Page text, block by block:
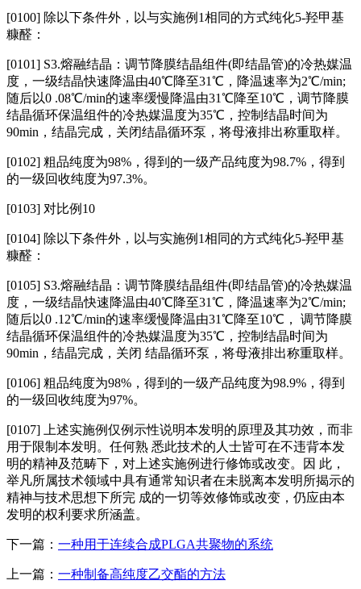
[0100] 除以下条件外，以与实施例1相同的方式纯化5‑羟甲基
糠醛：
[0101] S3.熔融结晶：调节降膜结晶组件(即结晶管)的冷热媒温
度，一级结晶快速降温由40℃降至31℃，降温速率为2℃/min;
随后以0 .08℃/min的速率缓慢降温由31℃降至10℃，调节降膜
结晶循环保温组件的冷热媒温度为35℃，控制结晶时间为
90min，结晶完成，关闭结晶循环泵，将母液排出称重取样。
[0102] 粗品纯度为98%，得到的一级产品纯度为98.7%，得到
的一级回收纯度为97.3%。
[0103] 对比例10
[0104] 除以下条件外，以与实施例1相同的方式纯化5‑羟甲基
糠醛：
[0105] S3.熔融结晶：调节降膜结晶组件(即结晶管)的冷热媒温
度，一级结晶快速降温由40℃降至31℃，降温速率为2℃/min;
随后以0 .12℃/min的速率缓慢降温由31℃降至10℃， 调节降膜
结晶循环保温组件的冷热媒温度为35℃，控制结晶时间为
90min，结晶完成，关闭 结晶循环泵，将母液排出称重取样。
[0106] 粗品纯度为98%，得到的一级产品纯度为98.9%，得到
的一级回收纯度为97%。
[0107] 上述实施例仅例示性说明本发明的原理及其功效，而非
用于限制本发明。任何熟 悉此技术的人士皆可在不违背本发
明的精神及范畴下，对上述实施例进行修饰或改变。因 此，
举凡所属技术领域中具有通常知识者在未脱离本发明所揭示的
精神与技术思想下所完 成的一切等效修饰或改变，仍应由本
发明的权利要求所涵盖。
下一篇： 一种用于连续合成PLGA共聚物的系统
上一篇： 一种制备高纯度乙交酯的方法